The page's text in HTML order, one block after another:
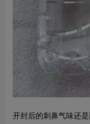
开封后的刺鼻气味还